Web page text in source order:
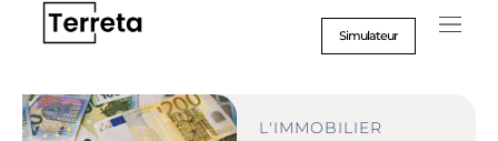
Simulateur
L'IMMOBILIER